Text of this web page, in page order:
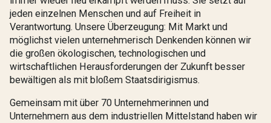
jeden einzelnen Menschen und auf Freiheit in
Verantwortung. Unsere Überzeugung: Mit Markt und
möglichst vielen unternehmerisch Denkenden können wir
die großen ökologischen, technologischen und
wirtschaftlichen Herausforderungen der Zukunft besser
bewältigen als mit bloßem Staatsdirigismus.
Gemeinsam mit über 70 Unternehmerinnen und
Unternehmern aus dem industriellen Mittelstand haben wir